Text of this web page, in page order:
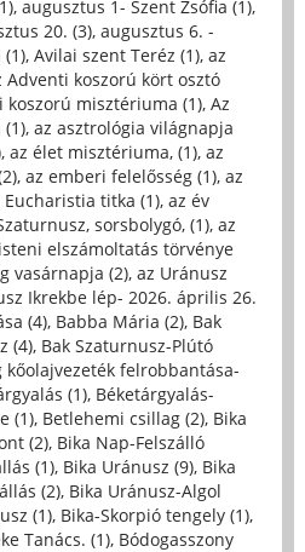
, augusztus 1- Szent Zsófia (1),
20. (3), augusztus 6. -
, Avilai szent Teréz (1), az
Adventi koszorú kört osztó
koszorú misztériuma (1), Az
, az asztrológia világnapja
, az élet misztériuma, (1), az
, az emberi felelősség (1), az
Eucharistia titka (1), az év
sorsbolygó, (1), az
elszámoltatás törvénye
vasárnapja (2), az Uránusz
Ikrekbe lép- 2026. április 26.
(4), Babba Mária (2), Bak
(4), Bak Szaturnusz-Plútó
kőolajvezeték felrobbantása-
(1), Béketárgyalás-
(1), Betlehemi csillag (2), Bika
(2), Bika Nap-Felszálló
(1), Bika Uránusz (9), Bika
(2), Bika Uránusz-Algol
(1), Bika-Skorpió tengely (1),
Tanács. (1), Bódogasszony